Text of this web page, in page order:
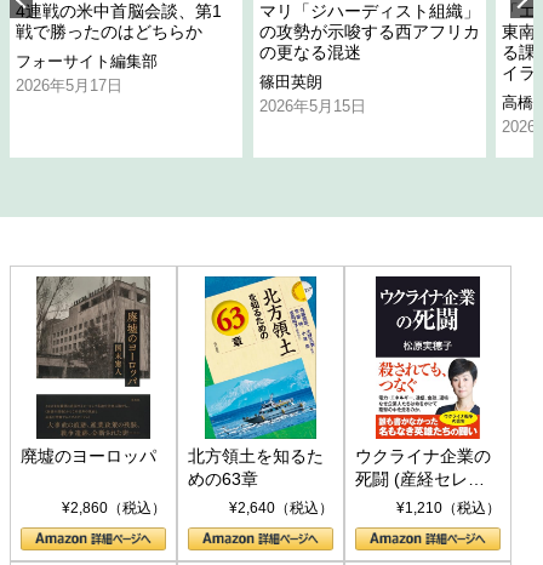
4連戦の米中首脳会談、第1
戦で勝ったのはどちらか
フォーサイト編集部
2026年5月17日
マリ「ジハーディスト組織」
の攻勢が示唆する西アフリカ
の更なる混迷
篠田英朗
2026年5月15日
「
東南
る課
イラ
高橋
2026
廃墟のヨーロッパ
¥2,860（税込）
北方領土を知るた
めの63章
¥2,640（税込）
ウクライナ企業の
死闘 (産経セレク
ト S 039)¥1,210（税込）